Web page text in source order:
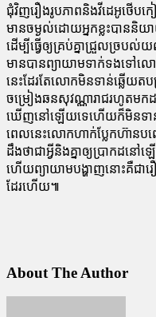
ជុំវិញរឿងរូបភាពនិងវីដេអូថើបកៀ
មានចម្ងល់ដោយអ្នកខ្លះបាននិយា
ដើម្បីធ្វើឲ្យគ្រប់គ្នាជ្រួលច្របល់
មានបានព្យាយាមទាក់ទងទៅល
នេះដែរតែលោកមិនទាន់ឆ្លើយត
ចម្រៀងឆនសុវណ្ណារាជរហូតមក
ឃើញនៅឡើយទេហើយក៏មិនទាន់
ពេលនេះលោកហាក់ប្លែកហ៊ានបញ្
ដឹងថាជាអ្វីនិងគ្នាឲ្យប្រាកដន
ហើយព្យាយាមបង្ហាញនោះគឺជា
ដែរហើយ៕
About The Author